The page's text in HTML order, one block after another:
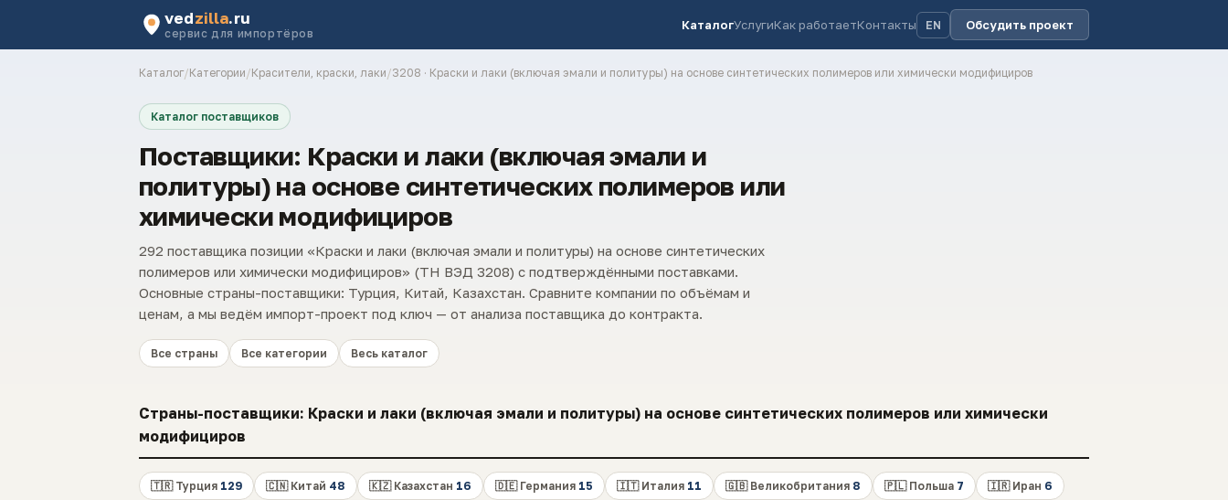
vedzilla.ru
сервис для импортёров
КаталогУслугиКак работаетКонтакты EN Обсудить проект
Каталог/Категории/Красители, краски, лаки/3208 · Краски и лаки (включая эмали и политуры) на основе синтетических полимеров или химически модифициров
Каталог поставщиков
Поставщики: Краски и лаки (включая эмали и
политуры) на основе синтетических полимеров или
химически модифициров
292 поставщика позиции «Краски и лаки (включая эмали и политуры) на основе синтетических
полимеров или химически модифициров» (ТН ВЭД 3208) с подтверждёнными поставками.
Основные страны-поставщики: Турция, Китай, Казахстан. Сравните компании по объёмам и
ценам, а мы ведём импорт-проект под ключ — от анализа поставщика до контракта.
Все страны Все категории Весь каталог
Страны-поставщики: Краски и лаки (включая эмали и политуры) на основе синтетических полимеров или химически
модифициров
🇹🇷 Турция 129 🇨🇳 Китай 48 🇰🇿 Казахстан 16 🇩🇪 Германия 15 🇮🇹 Италия 11 🇬🇧 Великобритания 8 🇵🇱 Польша 7 🇮🇷 Иран 6